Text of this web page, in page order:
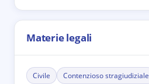
Materie legali
Civile Contenzioso stragiudiziale